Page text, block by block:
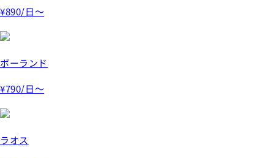
¥890/日～
ポーランド
¥790/日～
ラオス